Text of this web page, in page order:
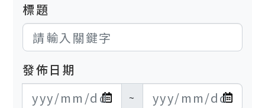
標題
發佈日期
發布日期開始
~
發布日期結束